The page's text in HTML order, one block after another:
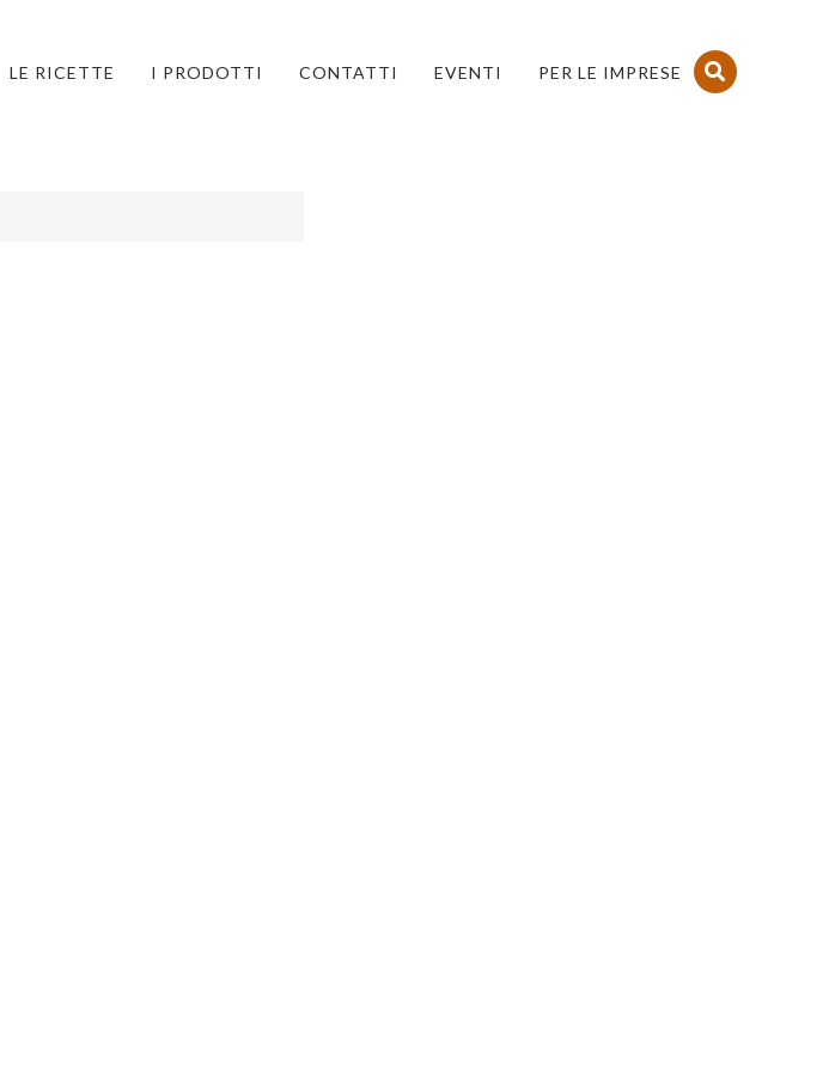
LE RICETTE I PRODOTTI CONTATTI EVENTI PER LE IMPRESE